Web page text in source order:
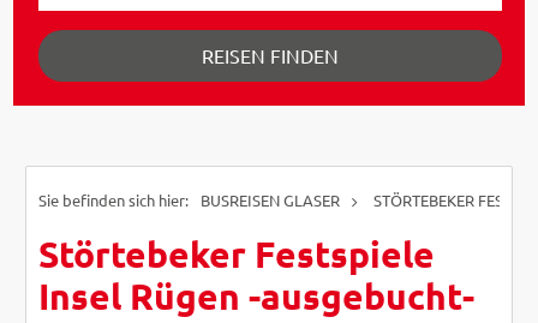
REISEN FINDEN
BUSREISEN GLASER STÖRTEBEKER
Störtebeker Festspiele
Insel Rügen -ausgebucht-